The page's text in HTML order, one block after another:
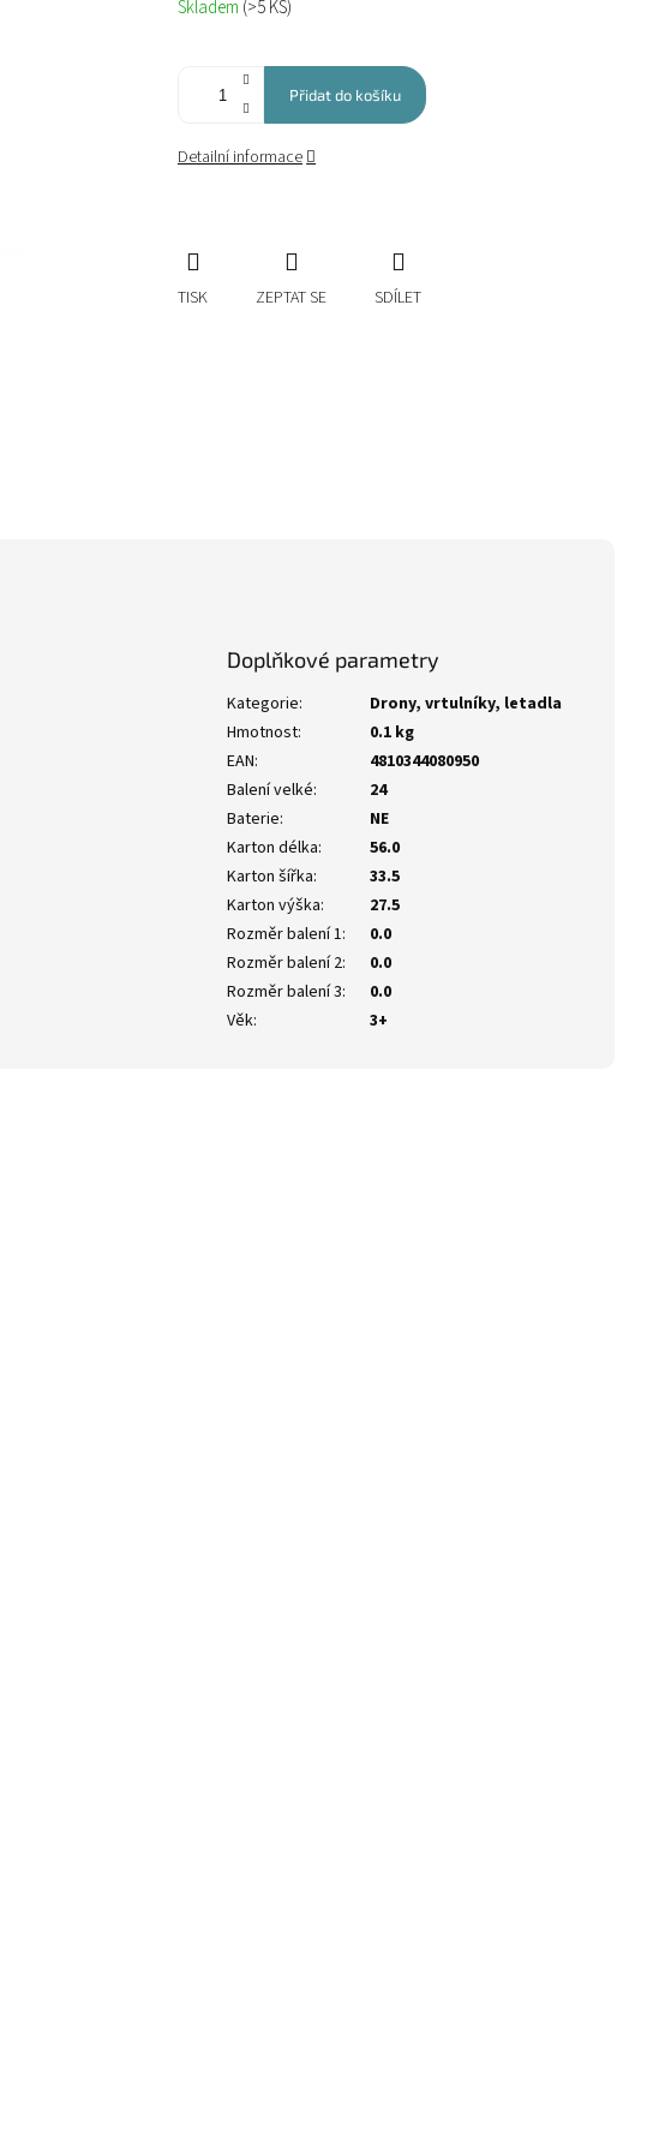
cena:
Skladem (>5 KS)
Přidat do košíku
Detailní informace
TISK ZEPTAT SE SDÍLET
Doplňkové parametry
Kategorie:
Drony, vrtulníky, letadla
Hmotnost:
0.1 kg
EAN:
4810344080950
Balení velké:
24
Baterie:
NE
Karton délka:
56.0
Karton šířka:
33.5
Karton výška:
27.5
Rozměr balení 1:
0.0
Rozměr balení 2:
0.0
Rozměr balení 3:
0.0
Věk: 3+